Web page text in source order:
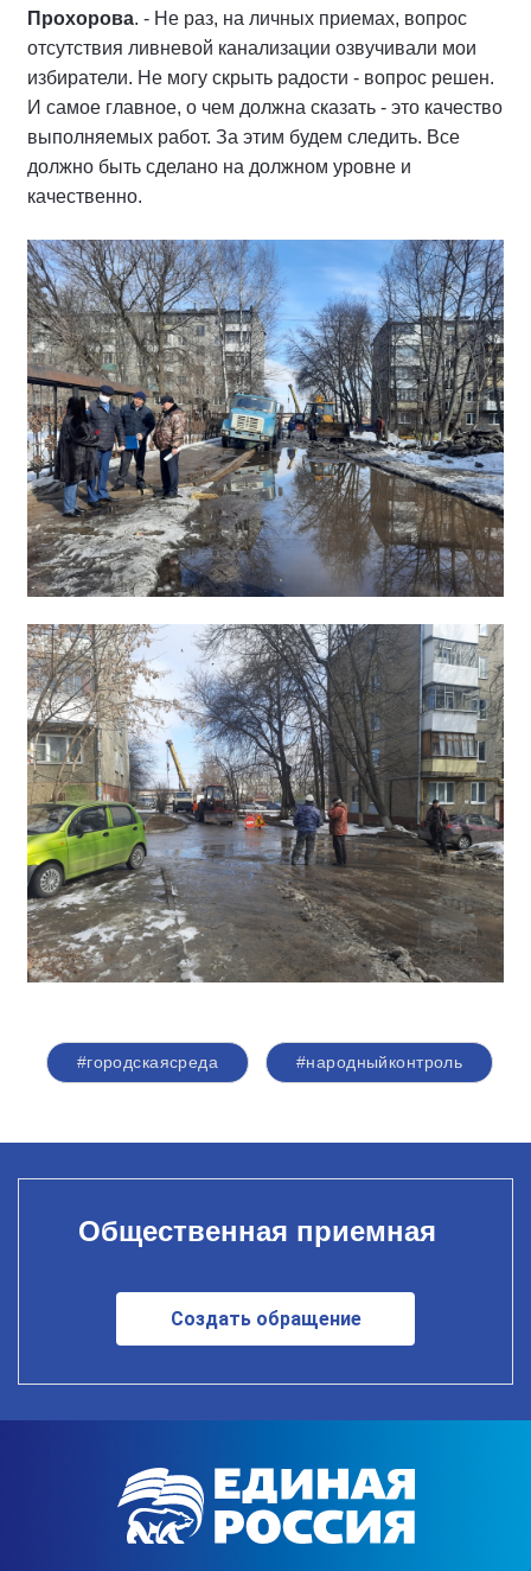
Прохорова. - Не раз, на личных приемах, вопрос
отсутствия ливневой канализации озвучивали мои
избиратели. Не могу скрыть радости - вопрос решен.
И самое главное, о чем должна сказать - это качество
выполняемых работ. За этим будем следить. Все
должно быть сделано на должном уровне и
качественно.
#городскаясреда #народныйконтроль
Общественная приемная
Создать обращение